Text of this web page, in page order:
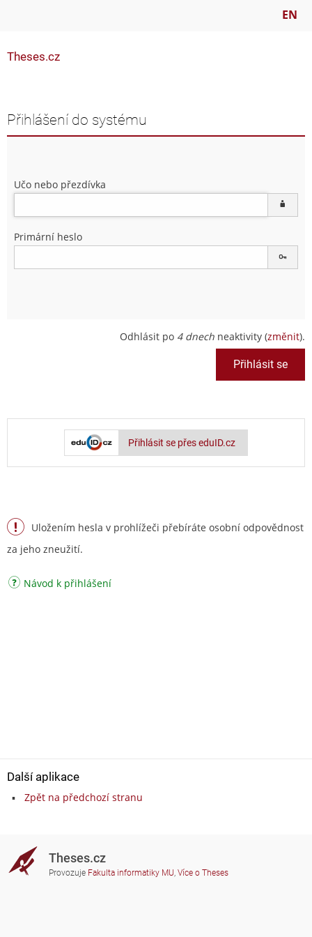
EN
Theses.cz
Přihlášení do systému
Učo nebo přezdívka
Primární heslo
Odhlásit po 4 dnech neaktivity (změnit).
Přihlásit se přes eduID.cz
Uložením hesla v prohlížeči přebíráte osobní odpovědnost
za jeho zneužití.
Návod k přihlášení
Další aplikace
Zpět na předchozí stranu
Theses.cz
Provozuje Fakulta informatiky MU, Více o Theses